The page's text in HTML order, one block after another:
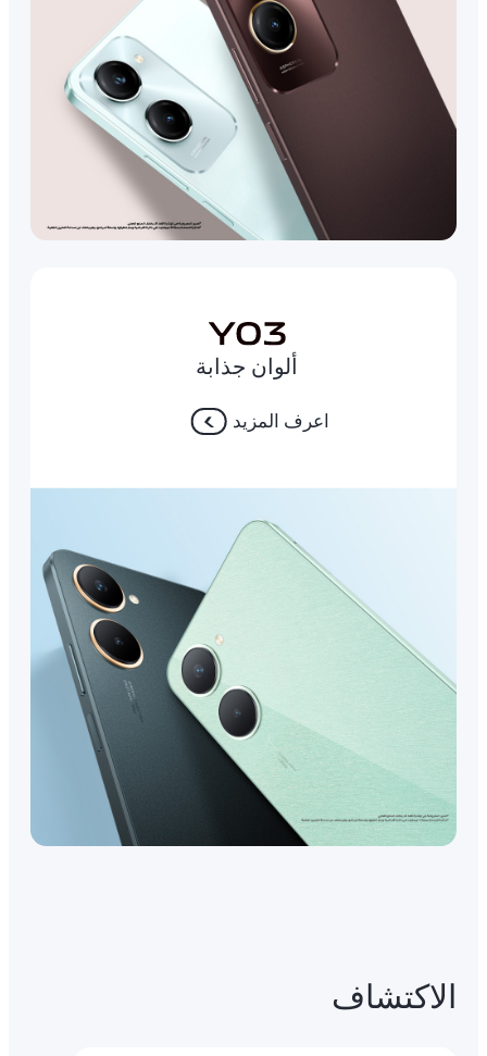
ألوان جذابة
اعرف المزيد
الاكتشاف